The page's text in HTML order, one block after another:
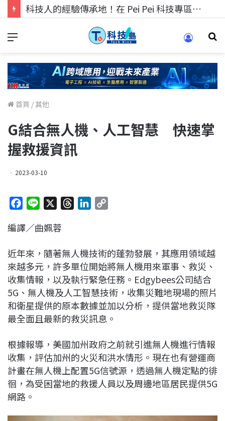
科技人的經驗傳承地！在 Pei Pei 科技專區，與學弟妹交流最硬核的技術
首頁 /其他
G結合無人機、人工智慧 快速掌
握救援資訊
2023-03-10
c
b
o
o
k
n
a
d
s
e
d
I
n
L
i
n
k
編譯／曲姵蓉
近年來，隨著無人機技術的蓬勃發展，其應用領域越
來越多元，許多單位開始將無人機用來軍事、救災、
收集情報，以及執行緊急任務。Edgybees公司結合
5G、無人機及人工智慧技術，收集災難地現場的照片
和衛星提供的原本數據並加以分析，提供當地救災隊
最全面且最新的救災訊息。
根據報導，美國加州政府之前就引進無人機進行情報
收集，評估加州的火災和洪水情形。現在也有營運商
計畫在無人機上配置5G信號源，透過無人機定點的徘
徊，為受困當地的救援人員以及周邊地區居民提供5G
網路。